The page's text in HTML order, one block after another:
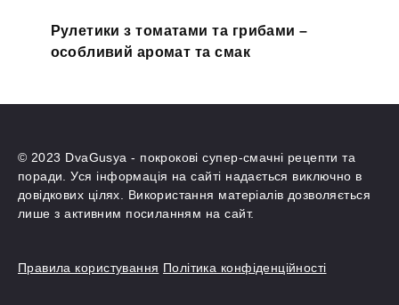
Рулетики з томатами та грибами –
особливий аромат та смак
© 2023 DvaGusya - покрокові супер-смачні рецепти та
поради. Уся інформація на сайті надається виключно в
довідкових цілях. Використання матеріалів дозволяється
лише з активним посиланням на сайт.
Правила користування Політика конфіденційності